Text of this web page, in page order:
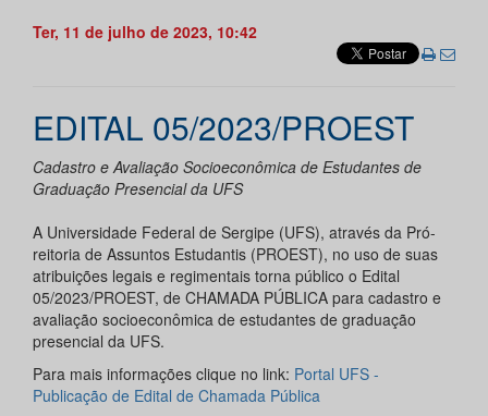
Ter, 11 de julho de 2023, 10:42
EDITAL 05/2023/PROEST
Cadastro e Avaliação Socioeconômica de Estudantes de
Graduação Presencial da UFS
A Universidade Federal de Sergipe (UFS), através da Pró-
reitoria de Assuntos Estudantis (PROEST), no uso de suas
atribuições legais e regimentais torna público o Edital
05/2023/PROEST, de CHAMADA PÚBLICA para cadastro e
avaliação socioeconômica de estudantes de graduação
presencial da UFS.
Para mais informações clique no link: Portal UFS -
Publicação de Edital de Chamada Pública